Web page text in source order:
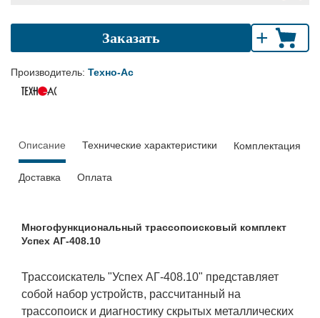
Заказать +
Производитель: Техно-Ас
Описание Технические характеристики Комплектация
Доставка Оплата
Многофункциональный трассопоисковый комплект
Успех АГ-408.10
Трассоискатель "Успех АГ-408.10" представляет
собой набор устройств, рассчитанный на
трассопоиск и диагностику скрытых металлических